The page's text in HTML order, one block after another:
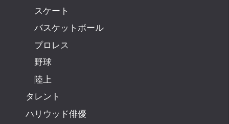
スケート
バスケットボール
プロレス
野球
陸上
タレント
ハリウッド俳優